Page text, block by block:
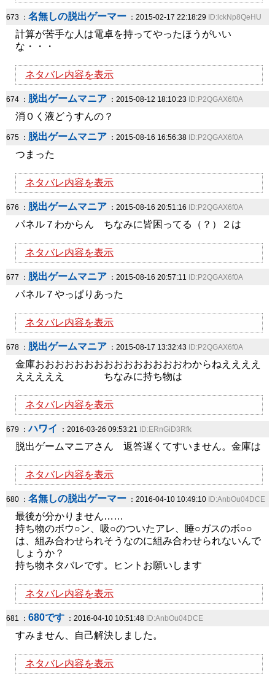
673 ： 名無しの脱出ゲーマー ：2015-02-17 22:18:29 ID:lckNp8QeHU
計算が苦手な人は電卓を持ってやったほうがいい
な・・・
ネタバレ内容を表示
674 ： 脱出ゲームマニア ：2015-08-12 18:10:23 ID:P2QGAX6f0A
消０く液どうすんの？
675 ： 脱出ゲームマニア ：2015-08-16 16:56:38 ID:P2QGAX6f0A
つまった
ネタバレ内容を表示
676 ： 脱出ゲームマニア ：2015-08-16 20:51:16 ID:P2QGAX6f0A
パネル７わからん ちなみに皆困ってる（？）２は
ネタバレ内容を表示
677 ： 脱出ゲームマニア ：2015-08-16 20:57:11 ID:P2QGAX6f0A
パネル７やっぱりあった
ネタバレ内容を表示
678 ： 脱出ゲームマニア ：2015-08-17 13:32:43 ID:P2QGAX6f0A
金庫おおおおおおおおおおおおおおおわからねええええ
えええええ ちなみに持ち物は
ネタバレ内容を表示
679 ：ハワイ ：2016-03-26 09:53:21 ID:ERnGiD3Rfk
脱出ゲームマニアさん 返答遅くてすいません。金庫は
ネタバレ内容を表示
680 ： 名無しの脱出ゲーマー ：2016-04-10 10:49:10 ID:AnbOu04DCE
最後が分かりません……
持ち物のボウ○ン、吸○のついたアレ、睡○ガスのボ○○
は、組み合わせられそうなのに組み合わせられないんで
しょうか？
持ち物ネタバレです。ヒントお願いします
ネタバレ内容を表示
681 ： 680です ：2016-04-10 10:51:48 ID:AnbOu04DCE
すみません、自己解決しました。
ネタバレ内容を表示